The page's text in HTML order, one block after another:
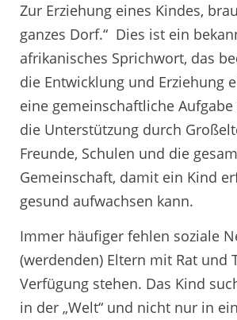
Zur Erziehung eines Kindes,
ganzes Dorf.“ Dies ist ein
afrikanisches Sprichwort, das
die Entwicklung und Erziehung
eine gemeinschaftliche
die Unterstützung durch
Freunde, Schulen und die
Gemeinschaft, damit ein Kind
gesund aufwachsen kann.
Immer häufiger fehlen soziale
(werdenden) Eltern mit Rat und
Verfügung stehen. Das Kind
in der „Welt“ und nicht nur in